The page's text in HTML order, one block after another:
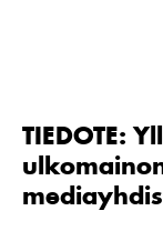
—
audio
ja
ulkomainonta
yhdessä
TIEDOTE: